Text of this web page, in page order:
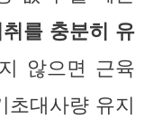
를 충분히 유
않으면 근육
초대사량 유지